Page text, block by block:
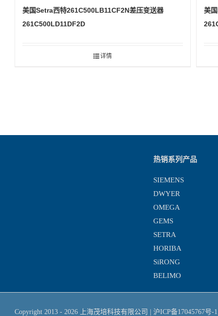
美国Setra西特261C500LB11CF2N差压变送器
261C500LD11DF2D
详情
美
热销系列产品
SIEMENS
DWYER
OMEGA
GEMS
SETRA
HORIBA
SiRONG
BELIMO
Copyright 2013 - 2026 上海茂培科技有限公司 沪ICP备17045767号-1